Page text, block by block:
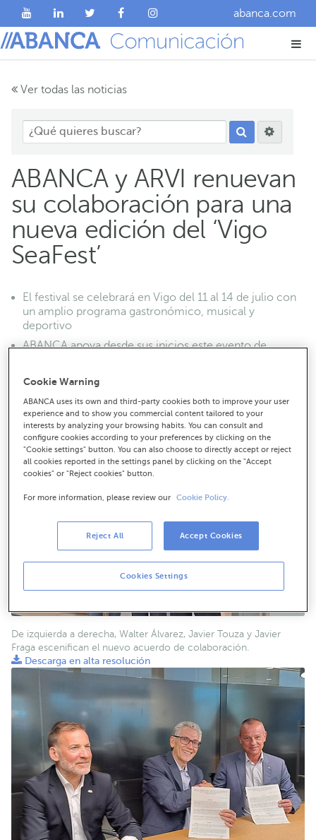
abanca.com
Ver todas las noticias
ABANCA y ARVI renuevan
su colaboración para una
nueva edición del ‘Vigo
SeaFest’
El festival se celebrará en Vigo del 11 al 14 de julio con
un amplio programa gastronómico, musical y
deportivo
ABANCA apoya desde sus inicios este evento de
De izquierda a derecha, Walter Álvarez, Javier Touza y Javier
Fraga escenifican el nuevo acuerdo de colaboración.
Descarga en alta resolución
Cookie Warning
ABANCA uses its own and third-party cookies both to improve your user
experience and to show you commercial content tailored to your
interests by analyzing your browsing habits. You can consult and
configure cookies according to your preferences by clicking on the
"Cookie settings" button. You can also choose to directly accept or reject
all cookies reported in the settings panel by clicking on the "Accept
cookies" or "Reject cookies" button.
For more information, please review our Cookie Policy.
Cookies Settings
Reject All Accept Cookies